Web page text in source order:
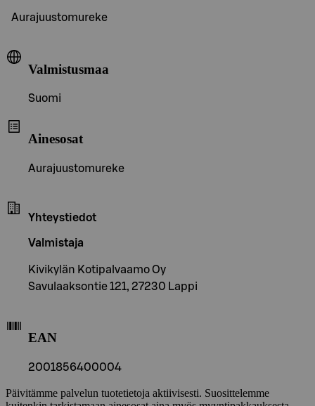
Aurajuustomureke
Valmistusmaa
Suomi
Ainesosat
Aurajuustomureke
Yhteystiedot
Valmistaja
Kivikylän Kotipalvaamo Oy
Savulaaksontie 121, 27230 Lappi
EAN
2001856400004
Päivitämme palvelun tuotetietoja aktiivisesti. Suosittelemme